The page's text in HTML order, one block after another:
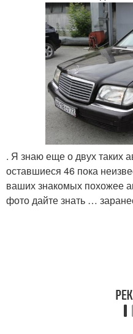
. Я знаю еще о двух таких
оставшиеся 46 пока
ваших знакомых похожее
фото дайте знать …